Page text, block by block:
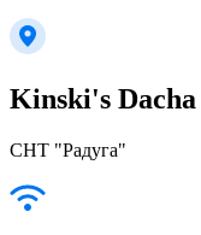
Kinski's
СНТ "Радуга"